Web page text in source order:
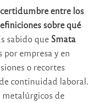
entre los
sobre qué
sabido que Smata
empresa y en
o recortes
continuidad laboral.
metalúrgicos de